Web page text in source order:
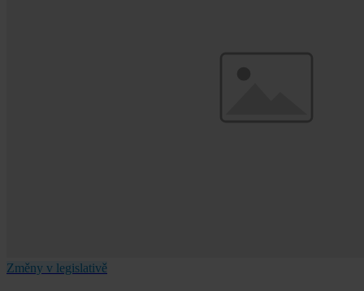
Změny v legislativě